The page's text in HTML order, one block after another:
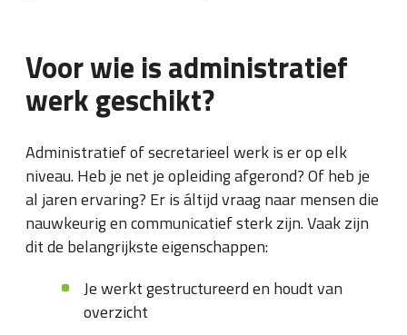
Voor wie is administratief
werk geschikt?
Administratief of secretarieel werk is er op elk
niveau. Heb je net je opleiding afgerond? Of heb je
al jaren ervaring? Er is áltijd vraag naar mensen die
nauwkeurig en communicatief sterk zijn. Vaak zijn
dit de belangrijkste eigenschappen:
Je werkt gestructureerd en houdt van
overzicht